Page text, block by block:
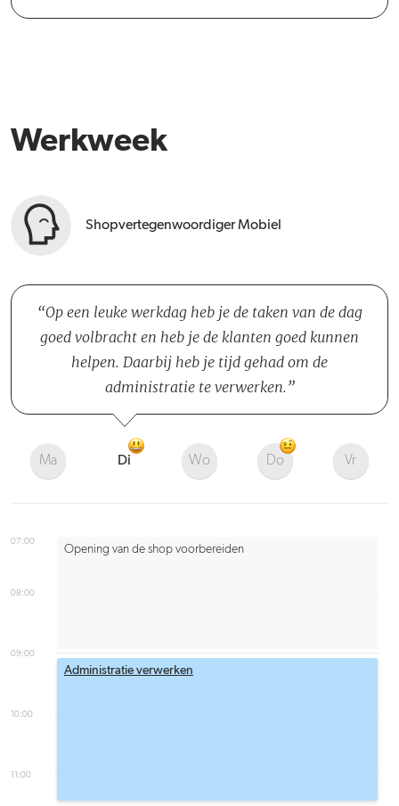
Werkweek
Shopvertegenwoordiger Mobiel
Op een leuke werkdag heb je de taken van de dag
goed volbracht en heb je de klanten goed kunnen
helpen. Daarbij heb je tijd gehad om de
administratie te verwerken.
Ma Di Wo Do Vr
07:00
08:00
09:00
10:00
11:00
Opening van de shop voorbereiden
Administratie verwerken